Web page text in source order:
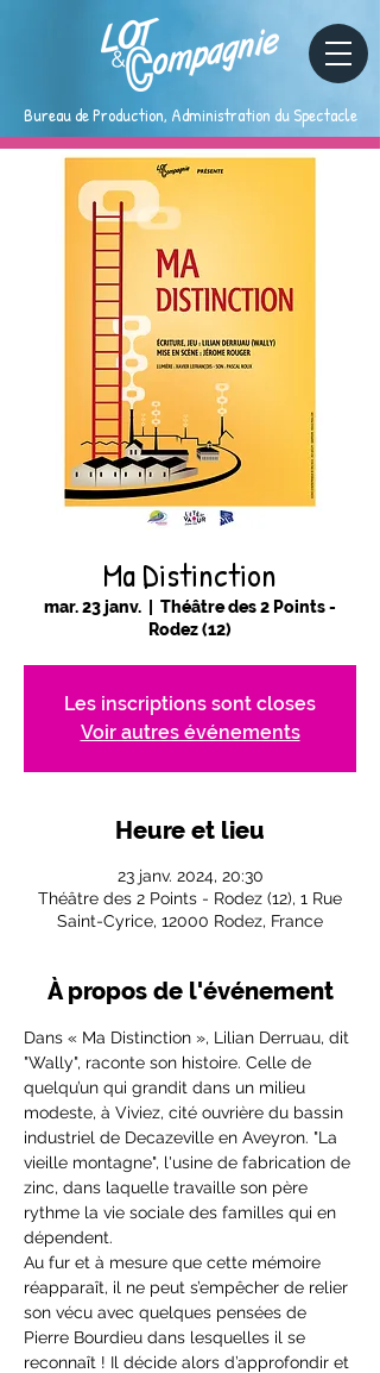
Bureau de Production, Administration du Spectacle
Ma Distinction
mar. 23 janv.
Théâtre des 2 Points -
Rodez (12)
Les inscriptions sont closes
Voir autres événements
Heure et lieu
23 janv. 2024, 20:30
Théâtre des 2 Points - Rodez (12), 1 Rue
Saint-Cyrice, 12000 Rodez, France
À propos de l'événement
Dans « Ma Distinction », Lilian Derruau, dit
"Wally", raconte son histoire. Celle de
quelqu’un qui grandit dans un milieu
modeste, à Viviez, cité ouvrière du bassin
industriel de Decazeville en Aveyron. "La
vieille montagne", l'usine de fabrication de
zinc, dans laquelle travaille son père
rythme la vie sociale des familles qui en
dépendent.
Au fur et à mesure que cette mémoire
réapparaît, il ne peut s’empêcher de relier
son vécu avec quelques pensées de
Pierre Bourdieu dans lesquelles il se
reconnaît ! Il décide alors d’approfondir et